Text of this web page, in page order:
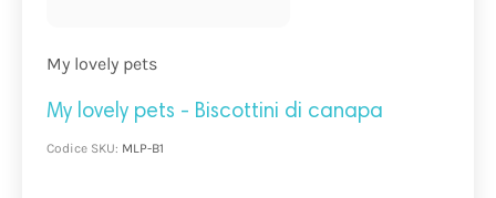
My lovely pets
My lovely pets - Biscottini di canapa
Codice SKU: MLP-B1